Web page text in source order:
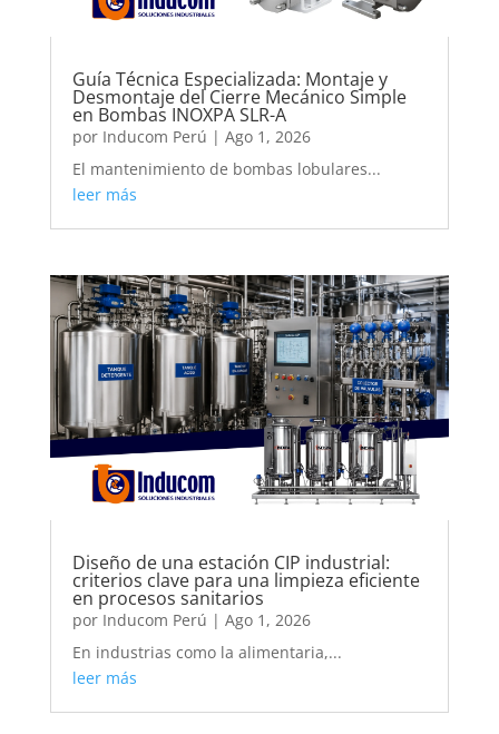
Guía Técnica Especializada: Montaje y
Desmontaje del Cierre Mecánico Simple
en Bombas INOXPA SLR-A
por Inducom Perú | Ago 1, 2026
El mantenimiento de bombas lobulares...
leer más
Diseño de una estación CIP industrial:
criterios clave para una limpieza eficiente
en procesos sanitarios
por Inducom Perú | Ago 1, 2026
En industrias como la alimentaria,...
leer más